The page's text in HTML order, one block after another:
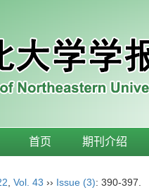
首页 期刊介绍
Vol. 43 ›› Issue (3): 390-397.